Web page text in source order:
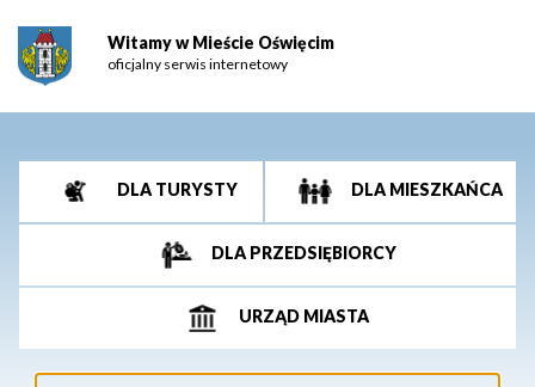
Witamy w Mieście Oświęcim
oficjalny serwis internetowy
DLA TURYSTY DLA MIESZKAŃCA
DLA PRZEDSIĘBIORCY
URZĄD MIASTA